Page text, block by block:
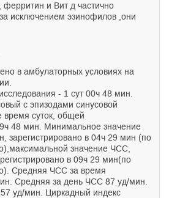
ферритин и Вит д частично
исключением эзинофилов ,они
в амбулаторных условиях на
- 1 сут 00ч 48 мин.
с эпизодами синусовой
время суток, общей
48 мин. Минимальное значение
зарегистрировано в 04ч 29 мин (по
значение ЧСС,
в 09ч 29 мин(по
Средняя ЧСС за время
Средняя за день ЧСС 87 уд/мин.
уд/мин. Циркадный индекс